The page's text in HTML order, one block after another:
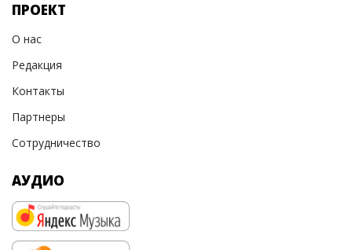
ПРОЕКТ
О нас
Редакция
Контакты
Партнеры
Сотрудничество
АУДИО